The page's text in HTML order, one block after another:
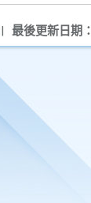
最後更新日期：
|